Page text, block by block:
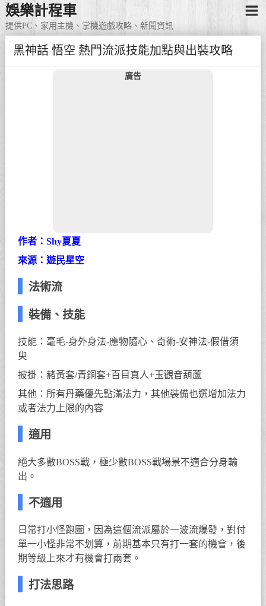
娛樂計程車
提供PC、家用主機、掌機遊戲攻略、新聞資訊
黑神話 悟空 熱門流派技能加點與出裝攻略
廣告
作者：Shy夏夏
來源：遊民星空
法術流
裝備、技能
技能：毫毛-身外身法-應物隨心、奇術-安神法-假借須
臾
披掛：赭黃套/青銅套+百目真人+玉觀音葫蘆
其他：所有丹藥優先點滿法力，其他裝備也選增加法力
或者法力上限的內容
適用
絕大多數BOSS戰，極少數BOSS戰場景不適合分身輸
出。
不適用
日常打小怪跑圖，因為這個流派屬於一波流爆發，對付
單一小怪非常不划算，前期基本只有打一套的機會，後
期等級上來才有機會打兩套。
打法思路